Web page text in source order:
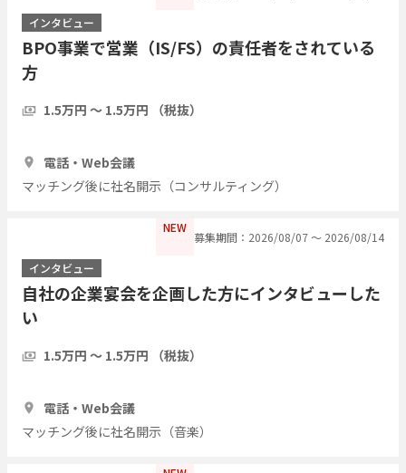
インタビュー
BPO事業で営業（IS/FS）の責任者をされている
方
1.5万円 〜 1.5万円 （税抜）
電話・Web会議
マッチング後に社名開示（コンサルティング）
NEW
募集期間：2026/08/07 〜 2026/08/14
インタビュー
自社の企業宴会を企画した方にインタビューした
い
1.5万円 〜 1.5万円 （税抜）
電話・Web会議
マッチング後に社名開示（音楽）